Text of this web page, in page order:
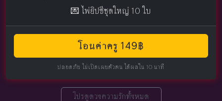
💌 ไพ่ยิปซีชุดใหญ่ 10 ใบ
โอนค่าครู 149฿
ปลอดภัย ไม่เปิดเผยตัวตน ได้ผลใน 10 นาที
โปรดูดวงความรักทั้งหมด